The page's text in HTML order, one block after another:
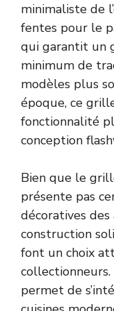
minimaliste de
fentes pour le
qui garantit un
minimum de
modèles plus
époque, ce
fonctionnalité
conception
Bien que le
présente pas
décoratives
construction
font un choix
permet de